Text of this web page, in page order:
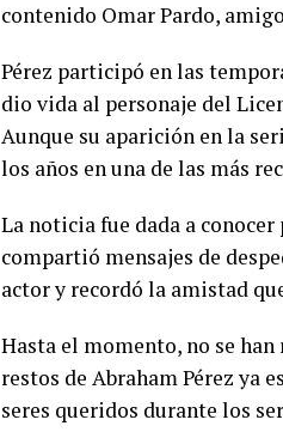
contenido Omar Pardo,
Pérez participó en las
dio vida al personaje del
Aunque su aparición en la
los años en una de las más
La noticia fue dada a
compartió mensajes de
actor y recordó la amistad
Hasta el momento, no se
restos de Abraham Pérez ya
seres queridos durante los